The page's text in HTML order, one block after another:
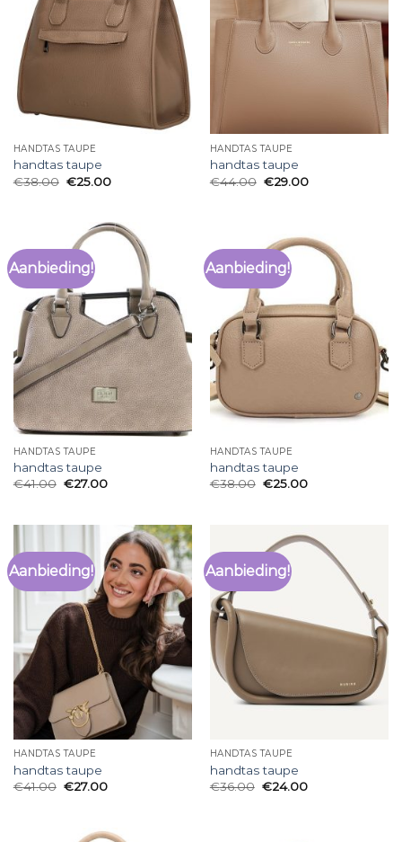
HANDTAS TAUPE
handtas taupe
€38.00 €25.00
HANDTAS TAUPE
handtas taupe
€44.00 €29.00
Aanbieding!
HANDTAS TAUPE
handtas taupe
€41.00 €27.00
Aanbieding!
HANDTAS TAUPE
handtas taupe
€38.00 €25.00
Aanbieding!
HANDTAS TAUPE
handtas taupe
€41.00 €27.00
Aanbieding!
HANDTAS TAUPE
handtas taupe
€36.00 €24.00